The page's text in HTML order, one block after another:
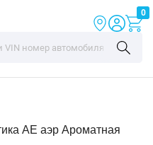
0
AE аэр Ароматная